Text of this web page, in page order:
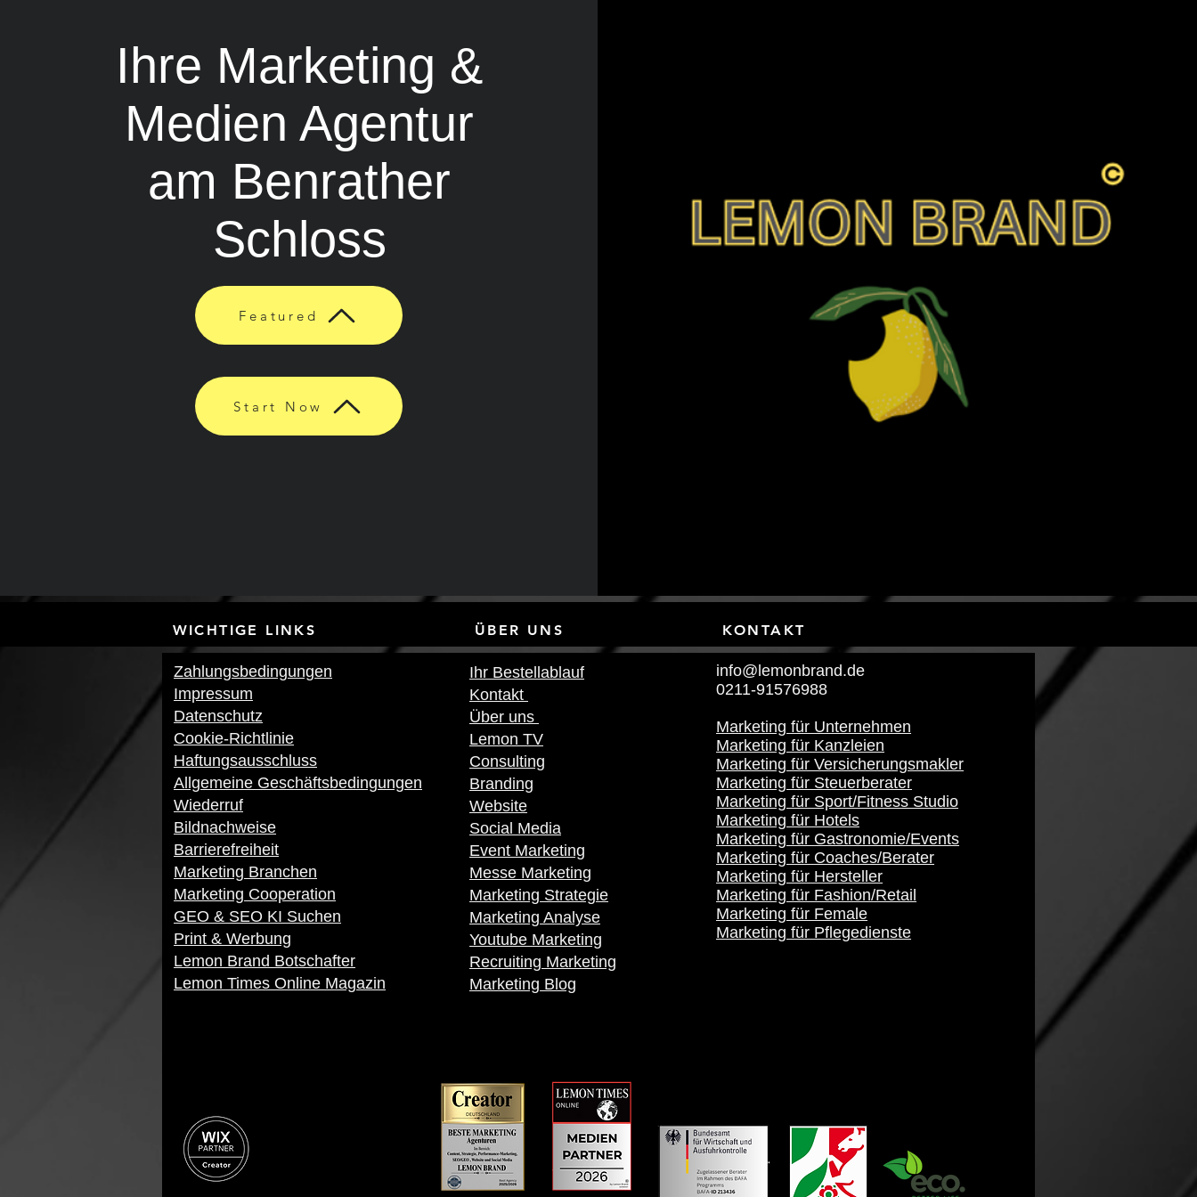
Ihre Marketing &
Medien Agentur
am Benrather
Schloss
Featured
Start Now
WICHTIGE LINKS ÜBER UNS KONTAKT
Zahlungsbedingungen
Impressum
Datenschutz
Cookie-Richtlinie
Haftungsausschluss
Allgemeine Geschäftsbedingungen
Wiederruf
Bildnachweise
Barrierefreiheit
Marketing Branchen
Marketing Cooperation
GEO & SEO KI Suchen
Print & Werbung
Lemon Brand Botschafter
Lemon Times Online Magazin
Ihr Bestellablauf
Kontakt
Über uns
Lemon TV
Consulting
Branding
Website
Social Media
Event Marketing
Messe Marketing
Marketing Strategie
Marketing Analyse
Youtube Marketing
Recruiting Marketing
Marketing Blog
info@lemonbrand​.de
0211-91576988
Marketing für Unternehmen
Marketing für Kanzleien
Marketing für Versicherungsmakler
Marketing für Steuerberater
Marketing für Sport/Fitness Studio
Marketing für Hotels
Marketing für Gastronomie/Events
Marketing für Coaches/Berater
Marketing für Hersteller
Marketing für Fashion/Retail
Marketing für Female
Marketing für Pflegedienste